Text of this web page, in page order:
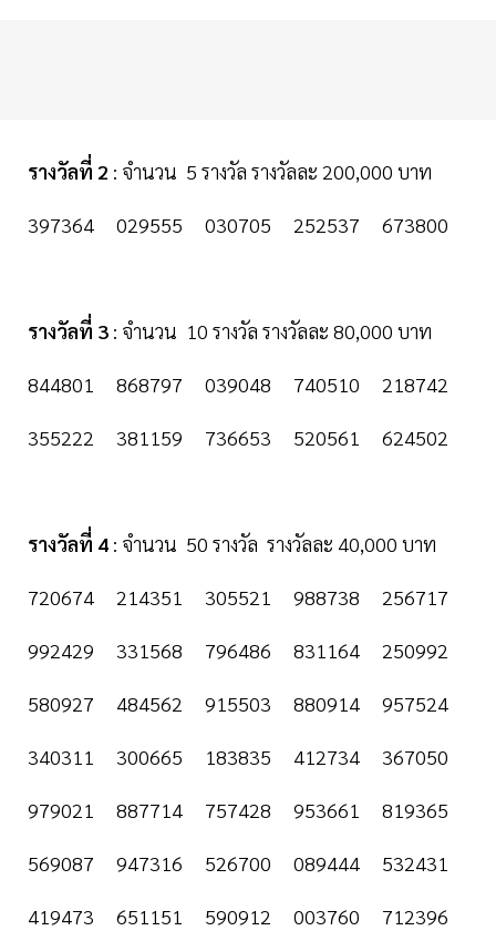
รางวัลที่ 2 : จำนวน 5 รางวัล รางวัลละ 200,000 บาท
397364 029555 030705 252537 673800
รางวัลที่ 3 : จำนวน 10 รางวัล รางวัลละ 80,000 บาท
844801 868797 039048 740510 218742
355222 381159 736653 520561 624502
รางวัลที่ 4 : จำนวน 50 รางวัล รางวัลละ 40,000 บาท
720674 214351 305521 988738 256717
992429 331568 796486 831164 250992
580927 484562 915503 880914 957524
340311 300665 183835 412734 367050
979021 887714 757428 953661 819365
569087 947316 526700 089444 532431
419473 651151 590912 003760 712396